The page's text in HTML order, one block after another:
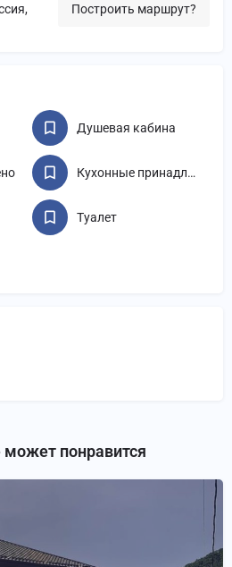
Построить маршрут?
Душевая кабина
Кухонные принадлежности
Туалет
понравится